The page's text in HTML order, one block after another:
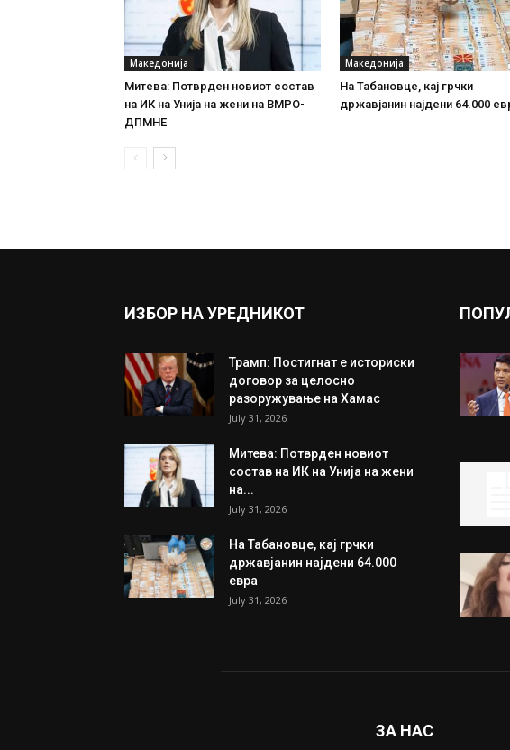
Македонија
Митева: Потврден новиот состав
на ИК на Унија на жени на ВМРО-
ДПМНЕ
Македонија
На Табановце, кај грчки
државјанин најдени 64.000
ИЗБОР НА УРЕДНИКОТ
Трамп: Постигнат е историски
договор за целосно
разоружување на Хамас
July 31, 2026
Митева: Потврден новиот
состав на ИК на Унија на жени
на...
July 31, 2026
На Табановце, кај грчки
државјанин најдени 64.000
евра
July 31, 2026
ЗА НАС